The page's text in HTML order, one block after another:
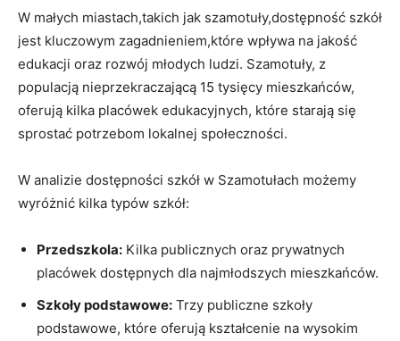
W małych miastach,takich jak szamotuły,dostępność szkół
jest kluczowym zagadnieniem,które wpływa na jakość
edukacji oraz rozwój młodych ludzi. Szamotuły, z
populacją nieprzekraczającą 15 tysięcy mieszkańców,
oferują kilka placówek edukacyjnych, które starają się
sprostać potrzebom lokalnej społeczności.
W analizie dostępności szkół w Szamotułach możemy
wyróżnić kilka typów szkół:
Przedszkola: Kilka publicznych oraz prywatnych
placówek dostępnych dla najmłodszych mieszkańców.
Szkoły podstawowe: Trzy publiczne szkoły
podstawowe, które oferują kształcenie na wysokim